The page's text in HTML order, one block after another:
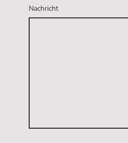
Nachricht